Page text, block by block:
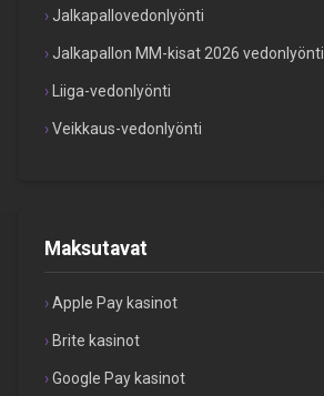
Jalkapallovedonlyönti
Jalkapallon MM-kisat 2026 vedonlyönti
Liiga-vedonlyönti
Veikkaus-vedonlyönti
Maksutavat
Apple Pay kasinot
Brite kasinot
Google Pay kasinot